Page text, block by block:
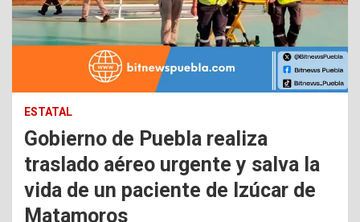
ESTATAL
Gobierno de Puebla realiza
traslado aéreo urgente y salva la
vida de un paciente de Izúcar de
Matamoros